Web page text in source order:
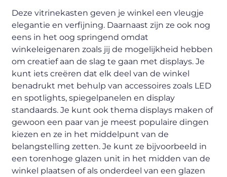
Deze vitrinekasten geven je winkel een vleugje
elegantie en verfijning. Daarnaast zijn ze ook nog
eens in het oog springend omdat
winkeleigenaren zoals jij de mogelijkheid hebben
om creatief aan de slag te gaan met displays. Je
kunt iets creëren dat elk deel van de winkel
benadrukt met behulp van accessoires zoals LED
en spotlights, spiegelpanelen en display
standaards. Je kunt ook thema displays maken of
gewoon een paar van je meest populaire dingen
kiezen en ze in het middelpunt van de
belangstelling zetten. Je kunt ze bijvoorbeeld in
een torenhoge glazen unit in het midden van de
winkel plaatsen of als onderdeel van een glazen